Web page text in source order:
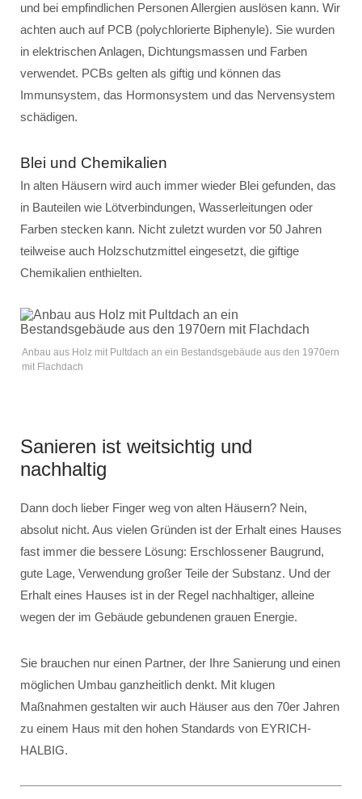
und bei empfindlichen Personen Allergien auslösen kann. Wir
achten auch auf PCB (polychlorierte Biphenyle). Sie wurden
in elektrischen Anlagen, Dichtungsmassen und Farben
verwendet. PCBs gelten als giftig und können das
Immunsystem, das Hormonsystem und das Nervensystem
schädigen.
Blei und Chemikalien
In alten Häusern wird auch immer wieder Blei gefunden, das
in Bauteilen wie Lötverbindungen, Wasserleitungen oder
Farben stecken kann. Nicht zuletzt wurden vor 50 Jahren
teilweise auch Holzschutzmittel eingesetzt, die giftige
Chemikalien enthielten.
Anbau aus Holz mit Pultdach an ein Bestandsgebäude aus den 1970ern
mit Flachdach
Sanieren ist weitsichtig und
nachhaltig
Dann doch lieber Finger weg von alten Häusern? Nein,
absolut nicht. Aus vielen Gründen ist der Erhalt eines Hauses
fast immer die bessere Lösung: Erschlossener Baugrund,
gute Lage, Verwendung großer Teile der Substanz. Und der
Erhalt eines Hauses ist in der Regel nachhaltiger, alleine
wegen der im Gebäude gebundenen grauen Energie.
Sie brauchen nur einen Partner, der Ihre Sanierung und einen
möglichen Umbau ganzheitlich denkt. Mit klugen
Maßnahmen gestalten wir auch Häuser aus den 70er Jahren
zu einem Haus mit den hohen Standards von EYRICH-
HALBIG.